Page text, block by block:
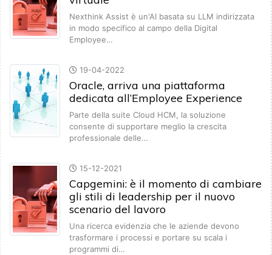
Nexthink Assist è un'AI basata su LLM indirizzata
in modo specifico al campo della Digital
Employee…
19-04-2022
Oracle, arriva una piattaforma
dedicata all’Employee Experience
Parte della suite Cloud HCM, la soluzione
consente di supportare meglio la crescita
professionale delle…
15-12-2021
Capgemini: è il momento di cambiare
gli stili di leadership per il nuovo
scenario del lavoro
Una ricerca evidenzia che le aziende devono
trasformare i processi e portare su scala i
programmi di…